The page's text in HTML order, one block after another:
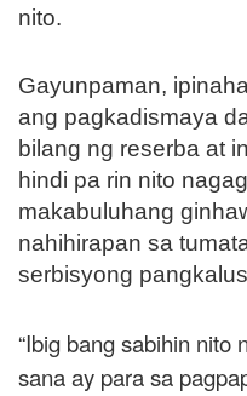
nito.
Gayunpaman,
ang pagkadismaya
bilang ng reserba at
hindi pa rin nito
makabuluhang
nahihirapan sa
serbisyong
“Ibig bang sabihin nito
sana ay para sa